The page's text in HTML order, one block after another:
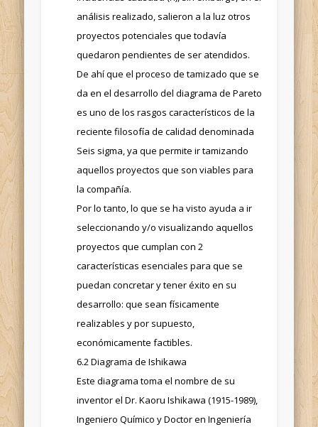
análisis realizado, salieron a la luz otros
proyectos potenciales que todavía
quedaron pendientes de ser atendidos.
De ahí que el proceso de tamizado que se
da en el desarrollo del diagrama de Pareto
es uno de los rasgos característicos de la
reciente filosofía de calidad denominada
Seis sigma, ya que permite ir tamizando
aquellos proyectos que son viables para
la compañía.
Por lo tanto, lo que se ha visto ayuda a ir
seleccionando y/o visualizando aquellos
proyectos que cumplan con 2
características esenciales para que se
puedan concretar y tener éxito en su
desarrollo: que sean físicamente
realizables y por supuesto,
económicamente factibles.
6.2 Diagrama de Ishikawa
Este diagrama toma el nombre de su
inventor el Dr. Kaoru Ishikawa (1915-1989),
Ingeniero Químico y Doctor en Ingeniería